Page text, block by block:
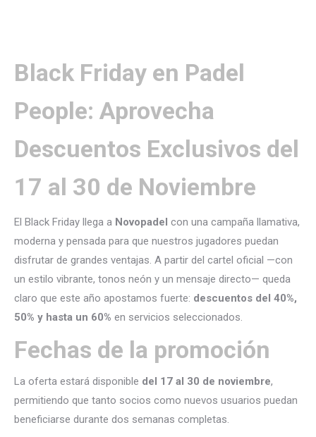
Black Friday en Padel
People: Aprovecha
Descuentos Exclusivos del
17 al 30 de Noviembre
El Black Friday llega a Novopadel con una campaña llamativa,
moderna y pensada para que nuestros jugadores puedan
disfrutar de grandes ventajas. A partir del cartel oficial —con
un estilo vibrante, tonos neón y un mensaje directo— queda
claro que este año apostamos fuerte: descuentos del 40%,
50% y hasta un 60% en servicios seleccionados.
Fechas de la promoción
La oferta estará disponible del 17 al 30 de noviembre,
permitiendo que tanto socios como nuevos usuarios puedan
beneficiarse durante dos semanas completas.